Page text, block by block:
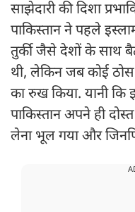
साझेदारी की दिशा
पाकिस्तान ने पहले
तुर्की जैसे देशों के साथ
थी, लेकिन जब कोई ठोस
का रुख किया. यानी कि
पाकिस्तान अपने ही
लेना भूल गया और